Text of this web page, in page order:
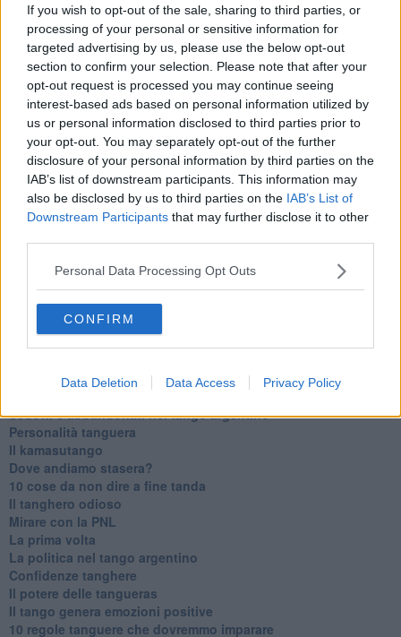
If you wish to opt-out of the sale, sharing to third parties, or
processing of your personal or sensitive information for
targeted advertising by us, please use the below opt-out
section to confirm your selection. Please note that after your
opt-out request is processed you may continue seeing
interest-based ads based on personal information utilized by
us or personal information disclosed to third parties prior to
your opt-out. You may separately opt-out of the further
disclosure of your personal information by third parties on the
IAB’s list of downstream participants. This information may
also be disclosed by us to third parties on the IAB’s List of
Downstream Participants that may further disclose it to other
Personal Data Processing Opt Outs
CONFIRM
Data Deletion Data Access Privacy Policy
Ideale sarebbe per lui poter avere una sala tutta a sua disposizione
perché la ronda gli sta un po’ stretta dato la marea di esecuzioni
esaltanti che vorrebbe fare.
A voi scoprire i veri volti di questi moschettieri…
Maria Caruso
Se vuoi leggere le notizie principali della Toscana iscriviti alla
Newsletter QUInews - ToscanaMedia.Arriva gratis tutti i giorni
alle 20:00 direttamente nella tua casella di posta.
Basta cliccareQUI
Ti potrebbe interessare anche:
Articoli dal Blog “Parole milonguere” di Maria Caruso
Diario di una tanghera
Il tanguero che entra in pista
Sedotti e abbandonati nel tango argentino
Personalità tanguera
Il kamasutango
Dove andiamo stasera?
10 cose da non dire a fine tanda
Il tanghero odioso
Mirare con la PNL
La prima volta
La politica nel tango argentino
Confidenze tanghere
Il potere delle tangueras
Il tango genera emozioni positive
10 regole tanguere che dovremmo imparare